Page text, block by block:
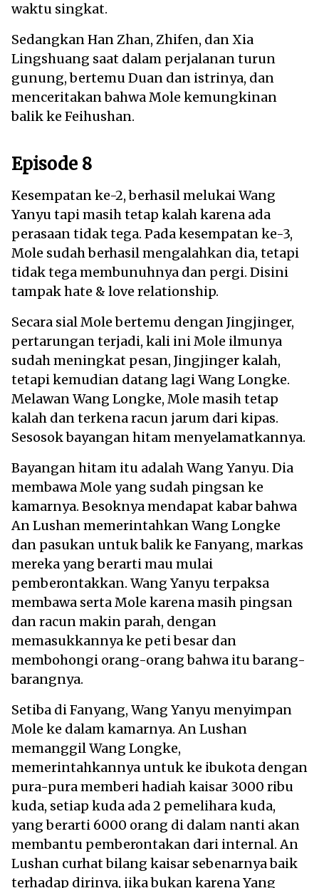
waktu singkat.
Sedangkan Han Zhan, Zhifen, dan Xia
Lingshuang saat dalam perjalanan turun
gunung, bertemu Duan dan istrinya, dan
menceritakan bahwa Mole kemungkinan
balik ke Feihushan.
Episode 8
Kesempatan ke-2, berhasil melukai Wang
Yanyu tapi masih tetap kalah karena ada
perasaan tidak tega. Pada kesempatan ke-3,
Mole sudah berhasil mengalahkan dia, tetapi
tidak tega membunuhnya dan pergi. Disini
tampak hate & love relationship.
Secara sial Mole bertemu dengan Jingjinger,
pertarungan terjadi, kali ini Mole ilmunya
sudah meningkat pesan, Jingjinger kalah,
tetapi kemudian datang lagi Wang Longke.
Melawan Wang Longke, Mole masih tetap
kalah dan terkena racun jarum dari kipas.
Sesosok bayangan hitam menyelamatkannya.
Bayangan hitam itu adalah Wang Yanyu. Dia
membawa Mole yang sudah pingsan ke
kamarnya. Besoknya mendapat kabar bahwa
An Lushan memerintahkan Wang Longke
dan pasukan untuk balik ke Fanyang, markas
mereka yang berarti mau mulai
pemberontakkan. Wang Yanyu terpaksa
membawa serta Mole karena masih pingsan
dan racun makin parah, dengan
memasukkannya ke peti besar dan
membohongi orang-orang bahwa itu barang-
barangnya.
Setiba di Fanyang, Wang Yanyu menyimpan
Mole ke dalam kamarnya. An Lushan
memanggil Wang Longke,
memerintahkannya untuk ke ibukota dengan
pura-pura memberi hadiah kaisar 3000 ribu
kuda, setiap kuda ada 2 pemelihara kuda,
yang berarti 6000 orang di dalam nanti akan
membantu pemberontakan dari internal. An
Lushan curhat bilang kaisar sebenarnya baik
terhadap dirinya, jika bukan karena Yang